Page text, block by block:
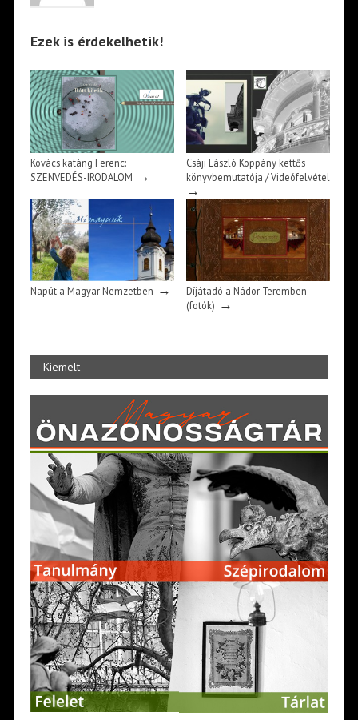
Ezek is érdekelhetik!
Kovács katáng Ferenc:
SZENVEDÉS-IRODALOM →
Csáji László Koppány kettős
könyvbemutatója / Videófelvétel
→
Napút a Magyar Nemzetben →
Díjátadó a Nádor Teremben
(fotók) →
Kiemelt